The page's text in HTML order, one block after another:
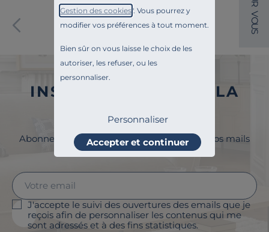
Gestion des cookies". Vous pourrez y
modifier vos préférences à tout moment.
Bien sûr on vous laisse le choix de les
autoriser, les refuser, ou les
personnaliser.
Personnaliser
Accepter et continuer
Paiement sécurisé
INSCRIVEZ-VOUS À LA
Abonnez-vous à la newsletter et surveillez vos mails
pour profiter de 5% de remise !
J'accepte le suivi des ouvertures des emails que je
reçois afin de personnaliser les contenus qui me
sont adressés et à des fins statistiques.
R
V
O
U
S